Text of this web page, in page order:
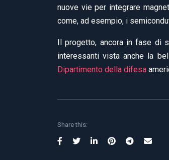
nuove vie per integrare
come, ad esempio, i
Il progetto, ancora in fase di
interessanti vista anche la
Dipartimento della difesa
Share this: